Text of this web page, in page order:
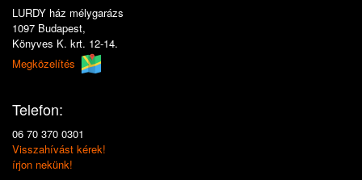
LURDY ház mélygarázs
1097 Budapest,
Könyves K. krt. 12-14.
Megközelítés
Telefon:
06 70 370 0301
Visszahívást kérek!
írjon nekünk!